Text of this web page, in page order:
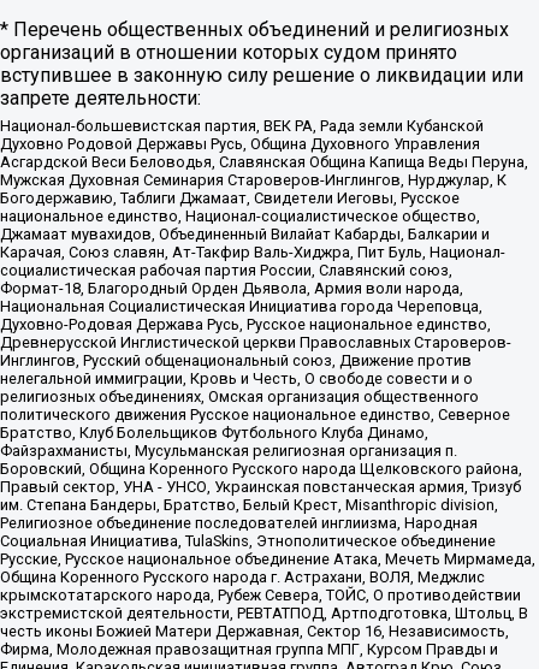
* Перечень общественных объединений и религиозных
организаций в отношении которых судом принято
вступившее в законную силу решение о ликвидации или
запрете деятельности:
Национал-большевистская партия, ВЕК РА, Рада земли Кубанской
Духовно Родовой Державы Русь, Община Духовного Управления
Асгардской Веси Беловодья, Славянская Община Капища Веды Перуна,
Мужская Духовная Семинария Староверов-Инглингов, Нурджулар, К
Богодержавию, Таблиги Джамаат, Свидетели Иеговы, Русское
национальное единство, Национал-социалистическое общество,
Джамаат мувахидов, Объединенный Вилайат Кабарды, Балкарии и
Карачая, Союз славян, Ат-Такфир Валь-Хиджра, Пит Буль, Национал-
социалистическая рабочая партия России, Славянский союз,
Формат-18, Благородный Орден Дьявола, Армия воли народа,
Национальная Социалистическая Инициатива города Череповца,
Духовно-Родовая Держава Русь, Русское национальное единство,
Древнерусской Инглистической церкви Православных Староверов-
Инглингов, Русский общенациональный союз, Движение против
нелегальной иммиграции, Кровь и Честь, О свободе совести и о
религиозных объединениях, Омская организация общественного
политического движения Русское национальное единство, Северное
Братство, Клуб Болельщиков Футбольного Клуба Динамо,
Файзрахманисты, Мусульманская религиозная организация п.
Боровский, Община Коренного Русского народа Щелковского района,
Правый сектор, УНА - УНСО, Украинская повстанческая армия, Тризуб
им. Степана Бандеры, Братство, Белый Крест, Misanthropic division,
Религиозное объединение последователей инглиизма, Народная
Социальная Инициатива, TulaSkins, Этнополитическое объединение
Русские, Русское национальное объединение Атака, Мечеть Мирмамеда,
Община Коренного Русского народа г. Астрахани, ВОЛЯ, Меджлис
крымскотатарского народа, Рубеж Севера, ТОЙС, О противодействии
экстремистской деятельности, РЕВТАТПОД, Артподготовка, Штольц, В
честь иконы Божией Матери Державная, Сектор 16, Независимость,
Фирма, Молодежная правозащитная группа МПГ, Курсом Правды и